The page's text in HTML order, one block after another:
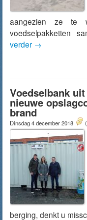
aangezien ze te
voedselpakketten
verder →
Voedselbank
nieuwe
brand
Dinsdag 4 december 2018
berging, denkt u